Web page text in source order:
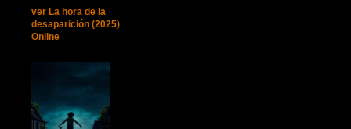
ver La hora de la
desaparición (2025)
Online